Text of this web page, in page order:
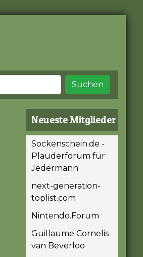
Suchen
Neueste Mitglieder
Sockenschein.de -
Plauderforum für
Jedermann
next-generation-
toplist.com
Nintendo.Forum
Guillaume Cornelis
van Beverloo